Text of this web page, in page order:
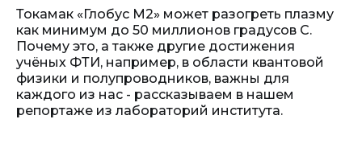
Токамак «Глобус М2» может разогреть плазму
как минимум до 50 миллионов градусов С.
Почему это, а также другие достижения
учёных ФТИ, например, в области квантовой
физики и полупроводников, важны для
каждого из нас - рассказываем в нашем
репортаже из лабораторий института.